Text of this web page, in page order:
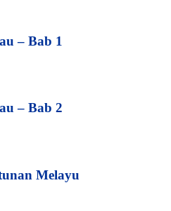
– Bab 1
– Bab 2
Melayu